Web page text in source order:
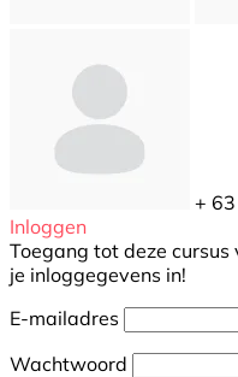
+ 63
Inloggen
Toegang tot deze cursus
je inloggegevens in!
E-mailadres
Wachtwoord